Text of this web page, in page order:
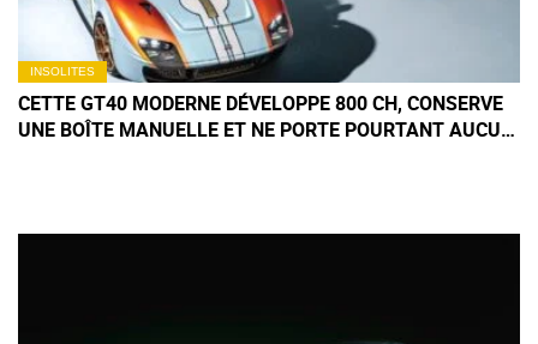
INSOLITES
CETTE GT40 MODERNE DÉVELOPPE 800 CH, CONSERVE
UNE BOÎTE MANUELLE ET NE PORTE POURTANT AUCUN